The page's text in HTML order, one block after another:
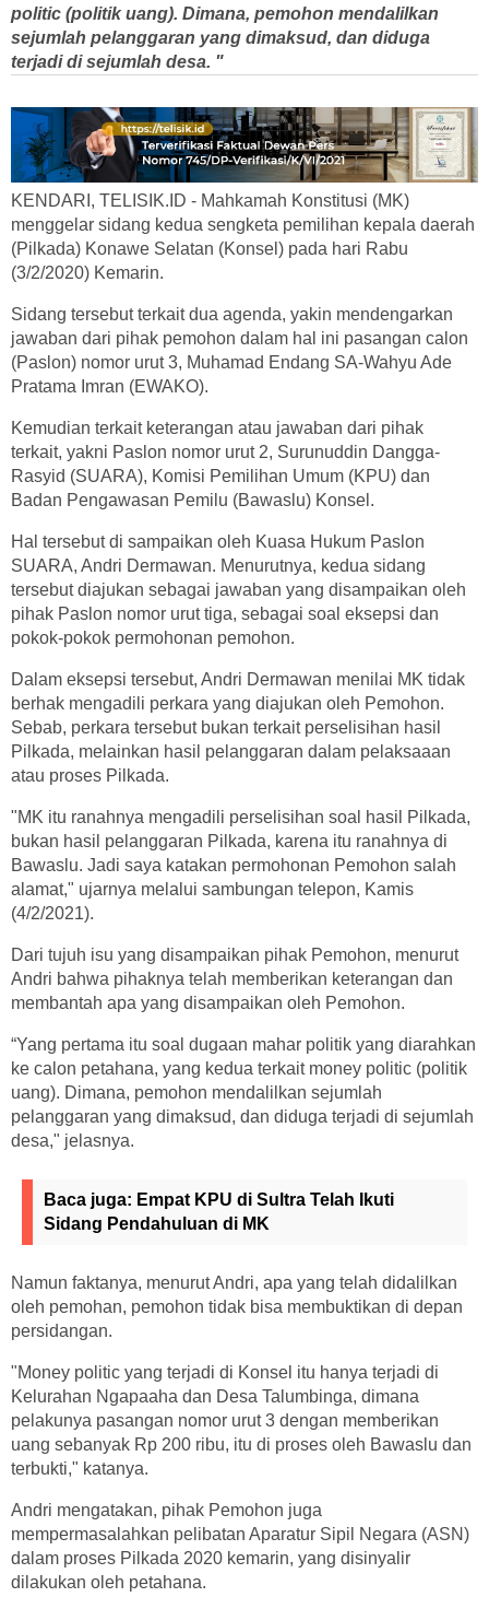
politic (politik uang). Dimana, pemohon mendalilkan
sejumlah pelanggaran yang dimaksud, dan diduga
terjadi di sejumlah desa. "
KENDARI, TELISIK.ID - Mahkamah Konstitusi (MK)
menggelar sidang kedua sengketa pemilihan kepala daerah
(Pilkada) Konawe Selatan (Konsel) pada hari Rabu
(3/2/2020) Kemarin.
Sidang tersebut terkait dua agenda, yakin mendengarkan
jawaban dari pihak pemohon dalam hal ini pasangan calon
(Paslon) nomor urut 3, Muhamad Endang SA-Wahyu Ade
Pratama Imran (EWAKO).
Kemudian terkait keterangan atau jawaban dari pihak
terkait, yakni Paslon nomor urut 2, Surunuddin Dangga-
Rasyid (SUARA), Komisi Pemilihan Umum (KPU) dan
Badan Pengawasan Pemilu (Bawaslu) Konsel.
Hal tersebut di sampaikan oleh Kuasa Hukum Paslon
SUARA, Andri Dermawan. Menurutnya, kedua sidang
tersebut diajukan sebagai jawaban yang disampaikan oleh
pihak Paslon nomor urut tiga, sebagai soal eksepsi dan
pokok-pokok permohonan pemohon.
Dalam eksepsi tersebut, Andri Dermawan menilai MK tidak
berhak mengadili perkara yang diajukan oleh Pemohon.
Sebab, perkara tersebut bukan terkait perselisihan hasil
Pilkada, melainkan hasil pelanggaran dalam pelaksaaan
atau proses Pilkada.
"MK itu ranahnya mengadili perselisihan soal hasil Pilkada,
bukan hasil pelanggaran Pilkada, karena itu ranahnya di
Bawaslu. Jadi saya katakan permohonan Pemohon salah
alamat," ujarnya melalui sambungan telepon, Kamis
(4/2/2021).
Dari tujuh isu yang disampaikan pihak Pemohon, menurut
Andri bahwa pihaknya telah memberikan keterangan dan
membantah apa yang disampaikan oleh Pemohon.
“Yang pertama itu soal dugaan mahar politik yang diarahkan
ke calon petahana, yang kedua terkait money politic (politik
uang). Dimana, pemohon mendalilkan sejumlah
pelanggaran yang dimaksud, dan diduga terjadi di sejumlah
desa," jelasnya.
Baca juga: Empat KPU di Sultra Telah Ikuti
Sidang Pendahuluan di MK
Namun faktanya, menurut Andri, apa yang telah didalilkan
oleh pemohan, pemohon tidak bisa membuktikan di depan
persidangan.
"Money politic yang terjadi di Konsel itu hanya terjadi di
Kelurahan Ngapaaha dan Desa Talumbinga, dimana
pelakunya pasangan nomor urut 3 dengan memberikan
uang sebanyak Rp 200 ribu, itu di proses oleh Bawaslu dan
terbukti," katanya.
Andri mengatakan, pihak Pemohon juga
mempermasalahkan pelibatan Aparatur Sipil Negara (ASN)
dalam proses Pilkada 2020 kemarin, yang disinyalir
dilakukan oleh petahana.